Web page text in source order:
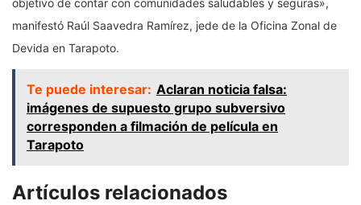
objetivo de contar con comunidades saludables y seguras»,
manifestó Raúl Saavedra Ramírez, jede de la Oficina Zonal de
Devida en Tarapoto.
Te puede interesar: Aclaran noticia falsa:
imágenes de supuesto grupo subversivo
corresponden a filmación de película en
Tarapoto
Artículos relacionados